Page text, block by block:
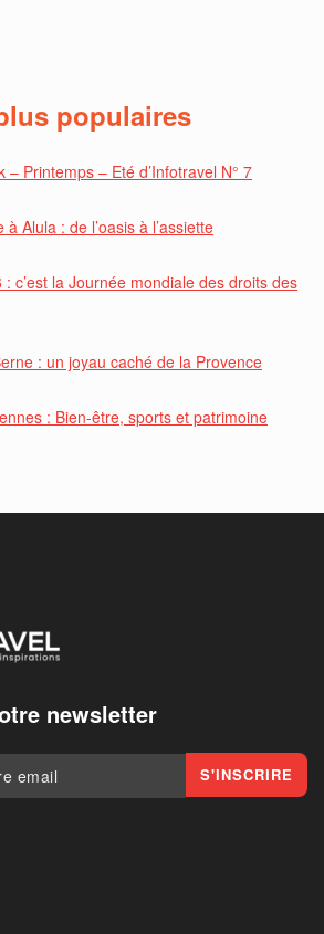
populaires
– Printemps – Eté d’Infotravel N° 7
Alula : de l’oasis à l’assiette
c’est la Journée mondiale des droits des
: un joyau caché de la Provence
: Bien-être, sports et patrimoine
newsletter